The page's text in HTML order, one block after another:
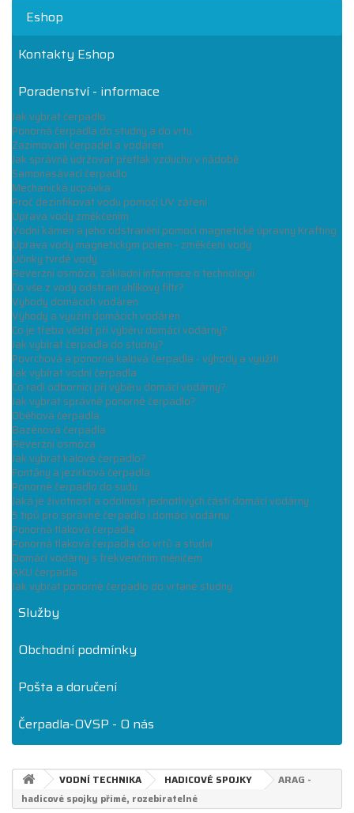
Eshop
Kontakty Eshop
Poradenství - informace
Jak vybrat čerpadlo
Ponorná čerpadla do studny a do vrtu
Zazimování čerpadel a vodáren
Jak správně udržovat přetlak vzduchu v nádobě
Samonasávací čerpadlo
Mechanická ucpávka
Proč dezinfikovat vodu pomocí UV záření
Úprava vody změkčením
Vodní kámen a jeho odstranění pomocí magnetické úpravny Krafting
Úprava vody magnetickým polem - změkčení vody
Účinky tvrdé vody
Reverzní osmóza, základní informace o technologii
Co vše z vody odstraní uhlíkový filtr?
Výhody domácích vodáren
Výhody a využití domácích vodáren
Co je třeba vědět při výběru domácí vodárny?
Jak vybírat čerpadla do studny?
Povrchová a ponorná kalová čerpadla - výhody a využití
Jak vybírat vodní čerpadla
Co radí odborníci při výběru domácí vodárny?
Jak vybrat správné ponorné čerpadlo?
Oběhová čerpadla
Bazénová čerpadla
Reverzní osmóza
Jak vybrat kalové čerpadlo?
Fontány a jezírková čerpadla
Ponorné čerpadlo do sudu
Jaká je životnost a odolnost jednotlivých částí domácí vodárny
5 tipů pro správné čerpadlo i domácí vodárnu
Ponorná tlaková čerpadla
Ponorná tlaková čerpadla do vrtů a studní
Domácí vodárny s frekvenčním měničem
AKU čerpadla
Jak vybrat ponorné čerpadlo do vrtané studny
Služby
Obchodní podmínky
Pošta a doručení
Čerpadla-OVSP - O nás
VODNÍ TECHNIKA HADICOVÉ SPOJKY
ARAG -
hadicové spojky přímé, rozebíratelné